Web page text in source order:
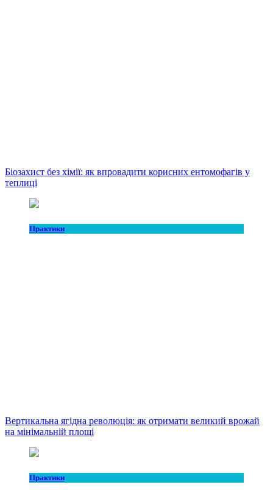
Біозахист без хімії: як впровадити корисних ентомофагів у
теплиці
Практики
Вертикальна ягідна революція: як отримати великий врожай
на мінімальній площі
Практики